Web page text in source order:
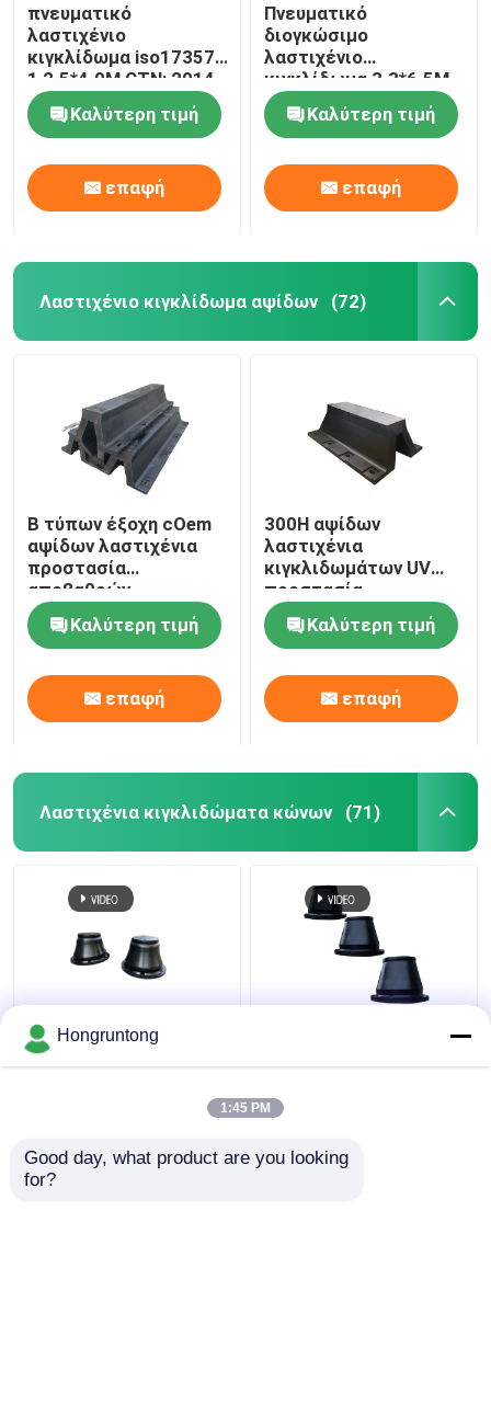
πνευματικό
λαστιχένιο
κιγκλίδωμα iso17357-
1 2.5*4.0M CTN: 2014
με τη βαλβίδα
ασφάλειας
Καλύτερη τιμή
επαφή
Πνευματικό
διογκώσιμο
λαστιχένιο
κιγκλίδωμα 3.3*6.5M
80kPa ISO17357
1:2014 για τις
διαδικασίες STS
Καλύτερη τιμή
επαφή
Λαστιχένιο κιγκλίδωμα αψίδων (72)
Β τύπων έξοχη cOem
αψίδων λαστιχένια
προστασία
αποβαθρών
κιγκλιδωμάτων
θαλάσσια σταθερή
Καλύτερη τιμή
επαφή
300H αψίδων
λαστιχένια
κιγκλιδωμάτων UV
προστασία
απορρόφησης νερού
αντίστασης χαμηλή
Καλύτερη τιμή
επαφή
Λαστιχένια κιγκλιδώματα κώνων (71)
600H Κωνικό Φέντερ
Ελαφρύς Βάρος
Εύκολη εγκατάσταση
Ενεργειακά
αποδοτικό Ανθεκτικό
Hongruntong
1:45 PM
Good day, what product are you looking
for?